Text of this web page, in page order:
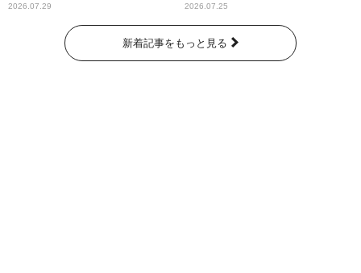
2026.07.29 2026.07.25
新着記事をもっと見る